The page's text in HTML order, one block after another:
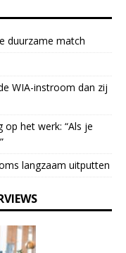
duurzame match
WIA-instroom dan zij
het werk: “Als je
langzaam uitputten